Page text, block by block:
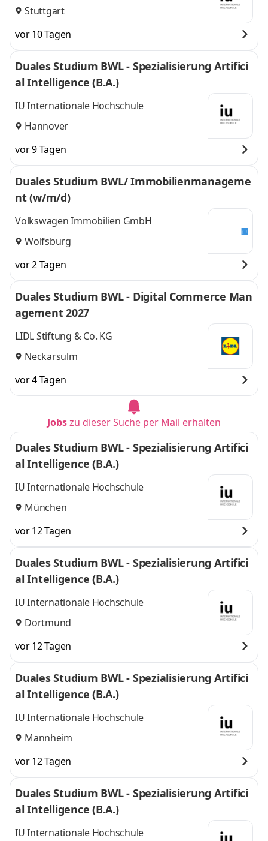
Stuttgart
vor 10 Tagen
Duales Studium BWL - Spezialisierung Artifici
al Intelligence (B.A.)
IU Internationale Hochschule
Hannover
vor 9 Tagen
Duales Studium BWL/ Immobilienmanageme
nt (w/m/d)
Volkswagen Immobilien GmbH
Wolfsburg
vor 2 Tagen
Duales Studium BWL - Digital Commerce Man
agement 2027
LIDL Stiftung & Co. KG
Neckarsulm
vor 4 Tagen
Jobszu dieser Suche per Mail erhalten
Duales Studium BWL - Spezialisierung Artifici
al Intelligence (B.A.)
IU Internationale Hochschule
München
vor 12 Tagen
Duales Studium BWL - Spezialisierung Artifici
al Intelligence (B.A.)
IU Internationale Hochschule
Dortmund
vor 12 Tagen
Duales Studium BWL - Spezialisierung Artifici
al Intelligence (B.A.)
IU Internationale Hochschule
Mannheim
vor 12 Tagen
Duales Studium BWL - Spezialisierung Artifici
al Intelligence (B.A.)
IU Internationale Hochschule